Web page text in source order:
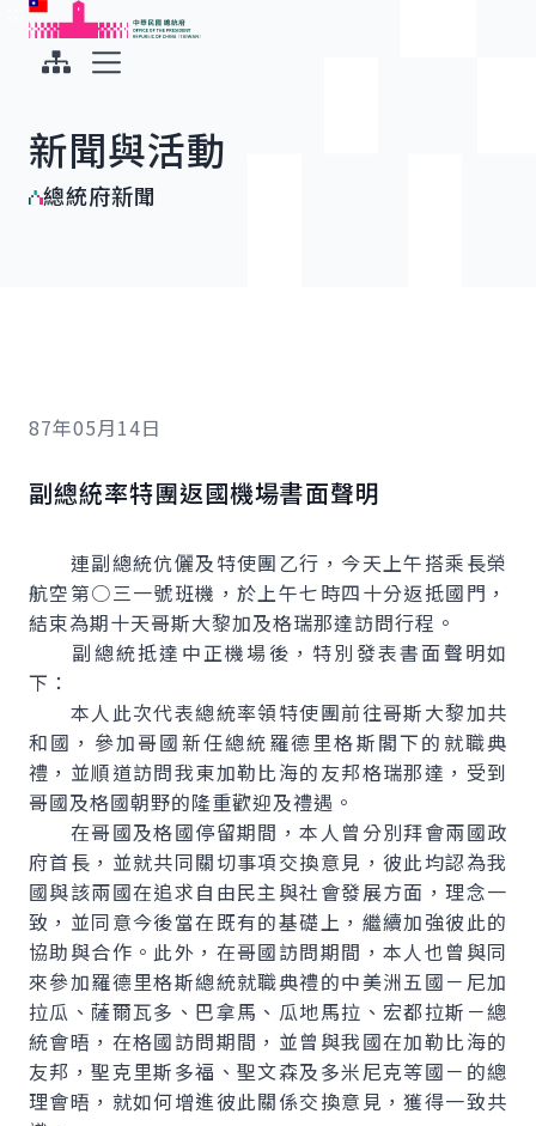
跳到主要內容
中華民國總統府
新聞與活動
總統府新聞
87年05月14日
副總統率特團返國機場書面聲明
連副總統伉儷及特使團乙行，今天上午搭乘長榮
航空第○三一號班機，於上午七時四十分返抵國門，
結束為期十天哥斯大黎加及格瑞那達訪問行程。
副總統抵達中正機場後，特別發表書面聲明如
下：
本人此次代表總統率領特使團前往哥斯大黎加共
和國，參加哥國新任總統羅德里格斯閣下的就職典
禮，並順道訪問我東加勒比海的友邦格瑞那達，受到
哥國及格國朝野的隆重歡迎及禮遇。
在哥國及格國停留期間，本人曾分別拜會兩國政
府首長，並就共同關切事項交換意見，彼此均認為我
國與該兩國在追求自由民主與社會發展方面，理念一
致，並同意今後當在既有的基礎上，繼續加強彼此的
協助與合作。此外，在哥國訪問期間，本人也曾與同
來參加羅德里格斯總統就職典禮的中美洲五國－尼加
拉瓜、薩爾瓦多、巴拿馬、瓜地馬拉、宏都拉斯－總
統會晤，在格國訪問期間，並曾與我國在加勒比海的
友邦，聖克里斯多福、聖文森及多米尼克等國－的總
理會晤，就如何增進彼此關係交換意見，獲得一致共